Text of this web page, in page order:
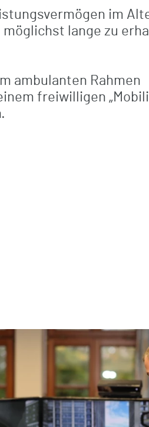
Schluckambulanz
im
lange zu
ambulanten Rahmen
freiwilligen